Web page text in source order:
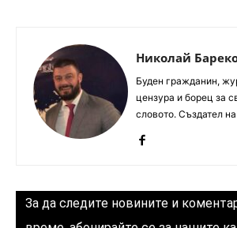
Николай
Буден гражданин,
цензура и борец за
словото. Създател
За да следите новините и